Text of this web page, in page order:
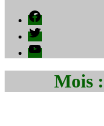
Facebook
Twitter
YouTube
Mois :